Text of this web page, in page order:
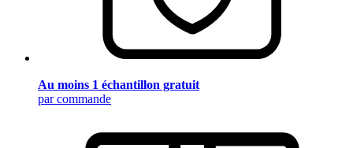
Au moins 1 échantillon gratuit
par commande